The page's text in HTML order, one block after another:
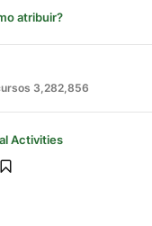
atribuir?
3,282,856
Activities